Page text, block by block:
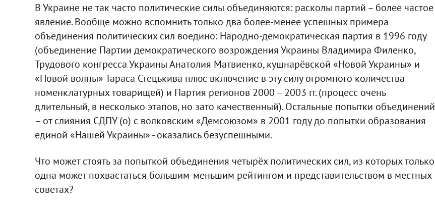
В Украине не так часто политические силы объединяются: расколы партий – более частое
явление. Вообще можно вспомнить только два более-менее успешных примера
объединения политических сил воедино: Народно-демократическая партия в 1996 году
(объединение Партии демократического возрождения Украины Владимира Филенко,
Трудового конгресса Украины Анатолия Матвиенко, кушнарёвской «Новой Украины» и
«Новой волны» Тараса Стецькива плюс включение в эту силу огромного количества
номенклатурных товарищей) и Партия регионов 2000 – 2003 гг. (процесс очень
длительный, в несколько этапов, но зато качественный). Остальные попытки объединений
– от слияния СДПУ (о) с волковским «Демсоюзом» в 2001 году до попытки образования
единой «Нашей Украины» - оказались безуспешными.
Что может стоять за попыткой объединения четырёх политических сил, из которых только
одна может похвастаться большим-меньшим рейтингом и представительством в местных
советах?